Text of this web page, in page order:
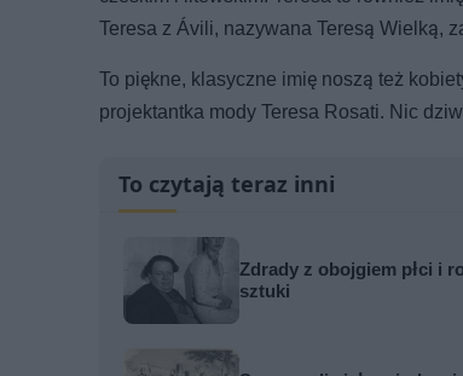
Teresa z Ávili, nazywana Teresą Wielką,
To piękne, klasyczne imię noszą też
projektantka mody Teresa Rosati. Nic
To czytają teraz inni
Zdrady z obojgiem płci i
sztuki